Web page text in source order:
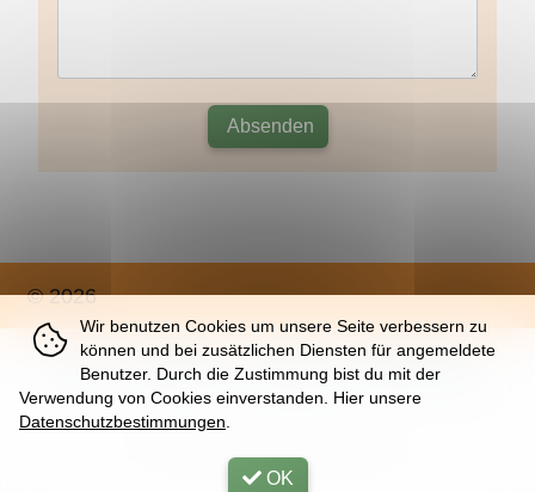
Absenden
© 2026
Über | Impressum | Nutzung | Datenschutz
Fri, 07. Aug 2026 |
Wir benutzen Cookies um unsere Seite verbessern zu
können und bei zusätzlichen Diensten für angemeldete
Benutzer. Durch die Zustimmung bist du mit der
Verwendung von Cookies einverstanden. Hier unsere
Datenschutzbestimmungen
OK